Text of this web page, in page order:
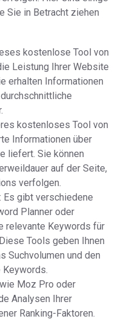
Sie in Betracht ziehen
kostenlose Tool von
Leistung Ihrer Website
erhalten Informationen
kostenloses Tool von
Informationen über
liefert. Sie können
auf der Seite,
verfolgen.
Es gibt verschiedene
Planner oder
relevante Keywords für
Tools geben Ihnen
Suchvolumen und den
Moz Pro oder
Analysen Ihrer
Ranking-Faktoren.